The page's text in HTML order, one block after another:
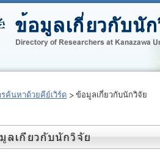
ค้นหาด้วยคีย์เวิร์ด ข้อมูลเกี่ยวกับนักวิจัย